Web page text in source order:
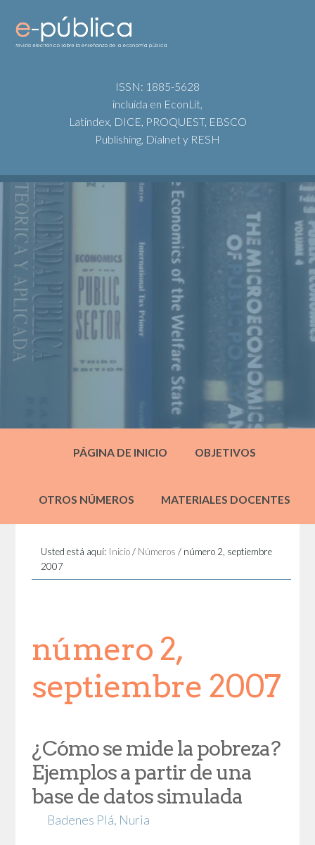
ISSN: 1885-5628
incluida en EconLit,
Latindex, DICE, PROQUEST, EBSCO
Publishing, Dialnet y RESH
PÁGINA DE INICIO OBJETIVOS
OTROS NÚMEROS MATERIALES DOCENTES
Usted está aquí: Inicio / Números / número 2, septiembre
2007
número 2,
septiembre 2007
¿Cómo se mide la pobreza?
Ejemplos a partir de una
base de datos simulada
Badenes Plá, Nuria